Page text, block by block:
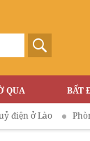
QUA BẤT
Phòng chống